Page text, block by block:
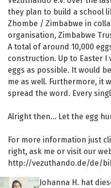
they plan to build a school
Zhombe / Zimbabwe in
organisation, Zimbabwe
A total of around 10,000
construction. Up to Easter I
eggs as possible. It would
me as well. Furthermore, it
spread the word. Every
Alright then... Let the egg
For more information just
right, ask me or visit our
http://vezuthando.de/de/
Johanna H. hat